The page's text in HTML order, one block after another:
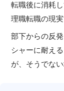
転職後に消耗
理職転職の現実
部下からの反
シャーに耐え
が、そうでな